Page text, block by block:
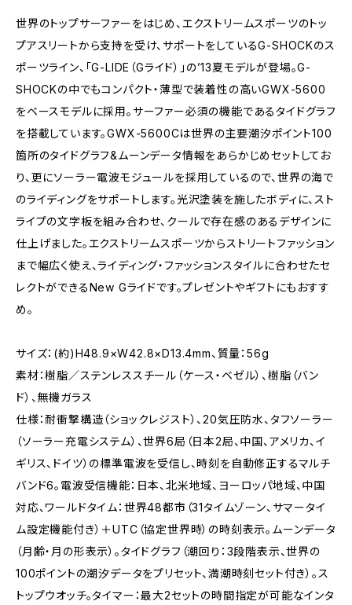
世界のトップサーファーをはじめ、エクストリームスポーツのトッ
プアスリートから支持を受け、サポートをしているG-SHOCKのス
ポーツライン、「G-LIDE（Gライド）」の’13夏モデルが登場。G-
SHOCKの中でもコンパクト・薄型で装着性の高いGWX-5600
をベースモデルに採用。サーファー必須の機能であるタイドグラフ
を搭載しています。GWX-5600Cは世界の主要潮汐ポイント100
箇所のタイドグラフ&ムーンデータ情報をあらかじめセットしてお
り、更にソーラー電波モジュールを採用しているので、世界の海で
のライディングをサポートします。光沢塗装を施したボディに、スト
ライプの文字板を組み合わせ、クールで存在感のあるデザインに
仕上げました。エクストリームスポーツからストリートファッション
まで幅広く使え、ライディング・ファッションスタイルに合わせたセ
レクトができるNew Gライドです。プレゼントやギフトにもおすす
め。
サイズ：(約)H48.9×W42.8×D13.4mm、質量：56g
素材：樹脂／ステンレススチール（ケース・ベゼル）、樹脂（バン
ド）、無機ガラス
仕様：耐衝撃構造（ショックレジスト）、20気圧防水、タフソーラー
（ソーラー充電システム）、世界6局（日本2局、中国、アメリカ、イ
ギリス、ドイツ）の標準電波を受信し、時刻を自動修正するマルチ
バンド6。電波受信機能：日本、北米地域、ヨーロッパ地域、中国
対応、ワールドタイム：世界48都市（31タイムゾーン、サマータイ
ム設定機能付き）＋UTC（協定世界時）の時刻表示。ムーンデータ
（月齢・月の形表示）。タイドグラフ（潮回り：3段階表示、世界の
100ポイントの潮汐データをプリセット、満潮時刻セット付き）。ス
トップウオッチ。タイマー：最大2セットの時間指定が可能なインタ